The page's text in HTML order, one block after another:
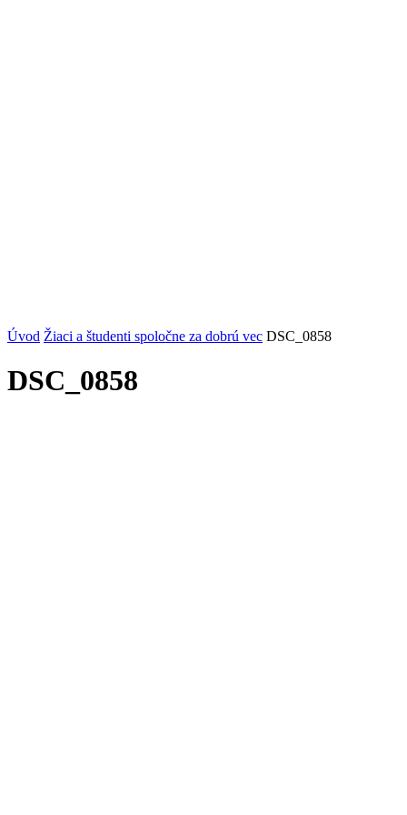
Úvod Žiaci a študenti spoločne za dobrú vec DSC_0858
DSC_0858